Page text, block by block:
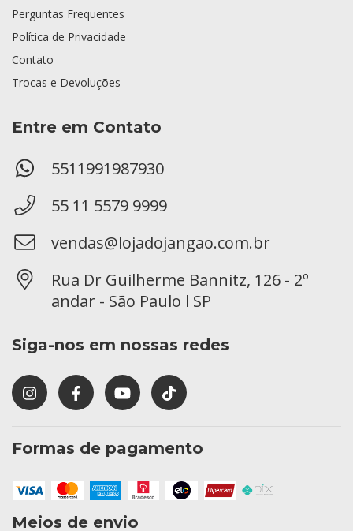
Perguntas Frequentes
Política de Privacidade
Contato
Trocas e Devoluções
Entre em Contato
5511991987930
55 11 5579 9999
vendas@lojadojangao.com.br
Rua Dr Guilherme Bannitz, 126 - 2º
andar - São Paulo l SP
Siga-nos em nossas redes
Formas de pagamento
Meios de envio